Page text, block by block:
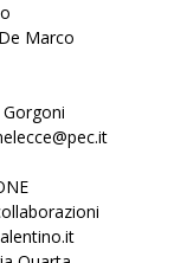
Marco